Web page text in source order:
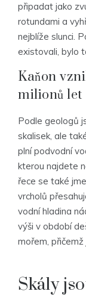
připadat jako
rotundami a
nejblíže slunci.
existovali, bylo
Kaňon
milionů let
Podle geologů
skalisek, ale
plní podvodní
kterou najdete
řece se také
vrcholů
vodní hladina
výši v období
mořem,
Skály